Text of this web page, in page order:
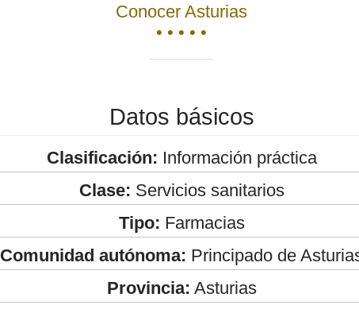
Conocer Asturias
• • • • •
Datos básicos
Clasificación: Información práctica
Clase: Servicios sanitarios
Tipo: Farmacias
Comunidad autónoma: Principado de
Provincia: Asturias